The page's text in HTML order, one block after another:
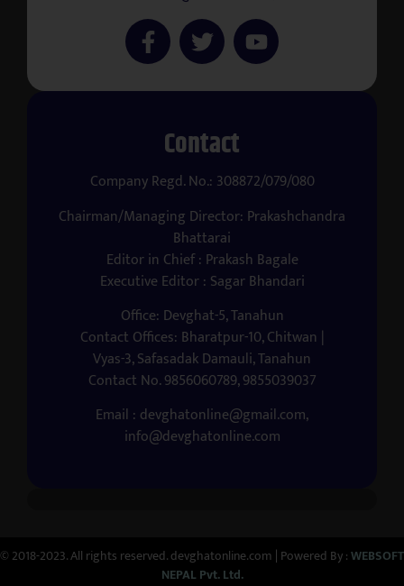
Contact
Company Regd. No.: 308872/079/080
Chairman/Managing Director: Prakashchandra
Bhattarai
Editor in Chief : Prakash Bagale
Executive Editor : Sagar Bhandari
Office: Devghat-5, Tanahun
Contact Offices: Bharatpur-10, Chitwan |
Vyas-3, Safasadak Damauli, Tanahun
Contact No. 9856060789, 9855039037
Email : devghatonline@gmail.com,
info@devghatonline.com
© 2018-2023. All rights reserved. devghatonline.com | Powered By :WEBSOFT
NEPAL Pvt. Ltd.